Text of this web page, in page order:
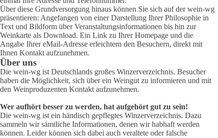
Über diese Grundversorgung hinaus können Sie sich auf der wein-wg
präsentieren: Angefangen von einer Darstellung Ihrer Philosophie in
Text und Bildform über Veranstaltungsinformationen bis hin zur
Weinkarte als Download. Ein Link zu Ihrer Homepage und die
Angabe Ihrer eMail-Adresse erleichtern den Besuchern, direkt mit
Ihnen Kontakt aufzunehmen.
Über uns
Die wein-wg ist Deutschlands großes Winzerverzeichnis. Besucher
haben die Möglichkeit, sich über ein Weingut zu informieren und mit
den Weinproduzenten Kontakt aufzunehmen.
Wer aufhört besser zu werden, hat aufgehört gut zu sein!
Die wein-wg ist ein händisch gepflegtes Winzerverzeichnis. Dazu
sammeln wir sämtliche Informationen, denen wir habhaft werden
können. Leider können sich dabei auch veraltete oder falsche